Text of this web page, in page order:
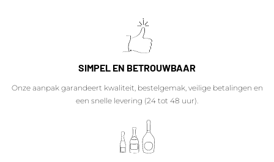
SIMPEL EN BETROUWBAAR
Onze aanpak garandeert kwaliteit, bestelgemak, veilige betalingen en
een snelle levering (24 tot 48 uur).